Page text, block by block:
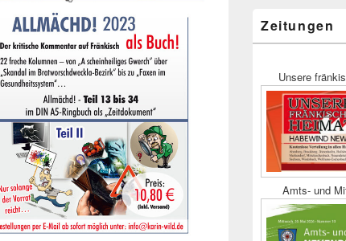
Zeitungen
Unsere
Amts- und